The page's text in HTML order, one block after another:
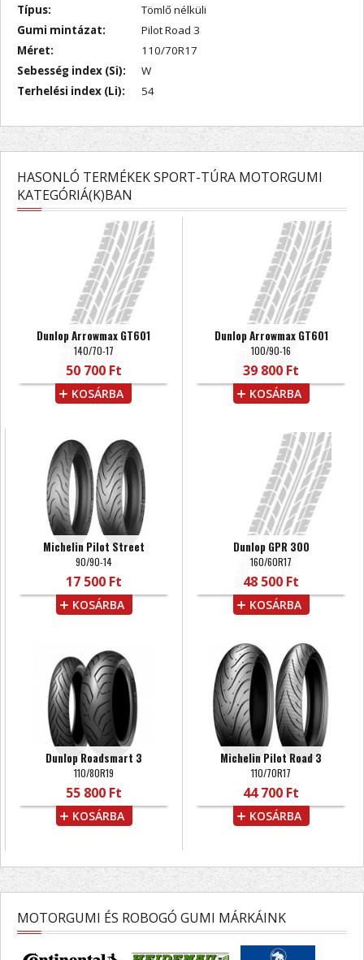
Típus:
Tömlő nélküli
Gumi mintázat:
Pilot Road 3
Méret:
110/70R17
Sebesség index (Si):
W
Terhelési index (Li):
54
HASONLÓ TERMÉKEK SPORT-TÚRA MOTORGUMI
KATEGÓRIÁ(K)BAN
Dunlop Arrowmax GT601
140/70-17
50 700 Ft
KOSÁRBA
Dunlop Arrowmax GT601
100/90-16
39 800 Ft
KOSÁRBA
Michelin Pilot Street
90/90-14
17 500 Ft
KOSÁRBA
Dunlop GPR 300
160/60R17
48 500 Ft
KOSÁRBA
Dunlop Roadsmart 3
110/80R19
55 800 Ft
KOSÁRBA
Michelin Pilot Road 3
110/70R17
44 700 Ft
KOSÁRBA
MOTORGUMI ÉS ROBOGÓ GUMI MÁRKÁINK